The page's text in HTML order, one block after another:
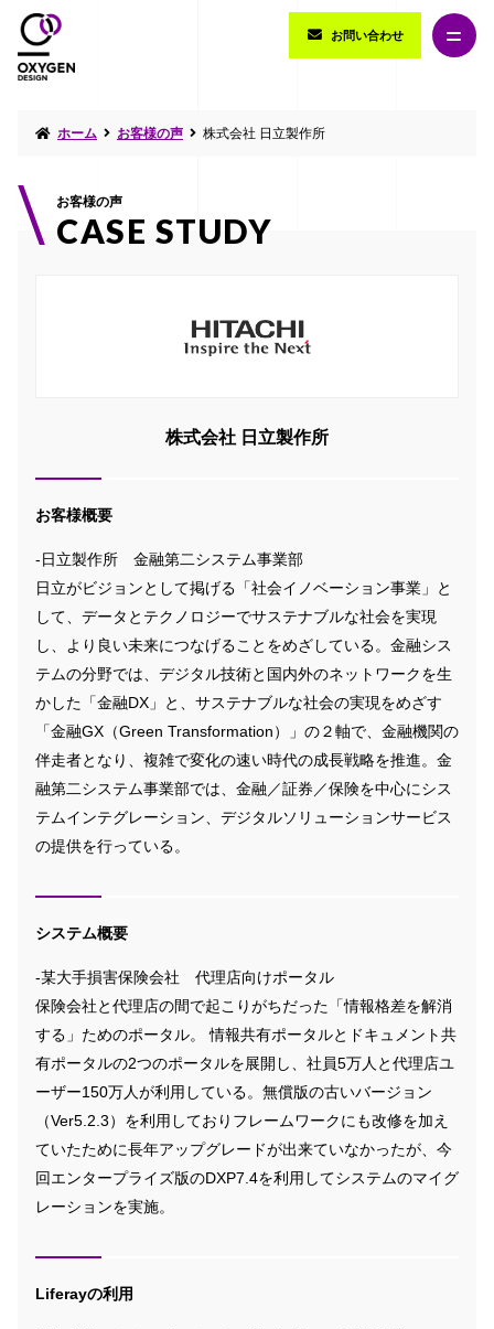
お問い合わせ
ホーム お客様の声 株式会社 日立製作所
お客様の声
CASE STUDY
株式会社 日立製作所
お客様概要
‐日立製作所 金融第二システム事業部
日立がビジョンとして掲げる「社会イノベーション事業」と
して、データとテクノロジーでサステナブルな社会を実現
し、より良い未来につなげることをめざしている。金融シス
テムの分野では、デジタル技術と国内外のネットワークを生
かした「金融DX」と、サステナブルな社会の実現をめざす
「金融GX（Green Transformation）」の２軸で、金融機関の
伴走者となり、複雑で変化の速い時代の成長戦略を推進。金
融第二システム事業部では、金融／証券／保険を中心にシス
テムインテグレーション、デジタルソリューションサービス
の提供を行っている。
システム概要
‐某大手損害保険会社 代理店向けポータル
保険会社と代理店の間で起こりがちだった「情報格差を解消
する」ためのポータル。 情報共有ポータルとドキュメント共
有ポータルの2つのポータルを展開し、社員5万人と代理店ユ
ーザー150万人が利用している。無償版の古いバージョン
（Ver5.2.3）を利用しておりフレームワークにも改修を加え
ていたために長年アップグレードが出来ていなかったが、今
回エンタープライズ版のDXP7.4を利用してシステムのマイグ
レーションを実施。
Liferayの利用